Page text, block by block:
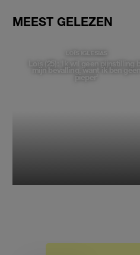
MEEST GELEZEN
LOÏS IGLESIAS
Loïs (25): 'Ik wil geen pijnstilling bij
mijn bevalling, want ik ben geen
pieper'